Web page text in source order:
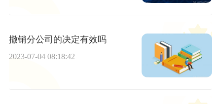
撤销分公司的决定有效吗
2023-07-04 08:18:42